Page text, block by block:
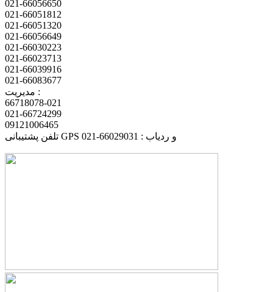
021-66056650
021-66051812
021-66051320
021-66056649
021-66030223
021-66023713
021-66039916
021-66083677
مدیریت :
66718078-021
021-66724299
09121006465
تلفن پشتیبانی GPS و ردیاب : 66029031-021